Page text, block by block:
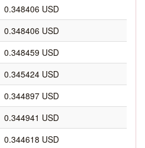
0.348406 USD
0.348406 USD
0.348459 USD
0.345424 USD
0.344897 USD
0.344941 USD
0.344618 USD